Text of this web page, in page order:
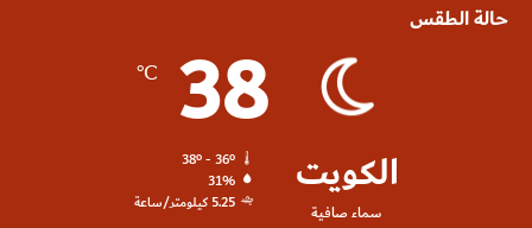
حالة الطقس
الكويت
سماء صافية
38
℃
38º - 36º
31%
5.25 كيلومتر/ساعة